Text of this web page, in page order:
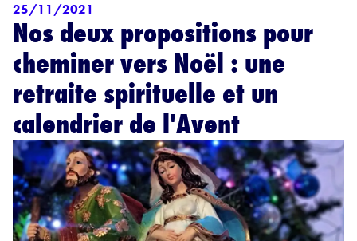
25/11/2021
Nos deux propositions pour
cheminer vers Noël : une
retraite spirituelle et un
calendrier de l'Avent